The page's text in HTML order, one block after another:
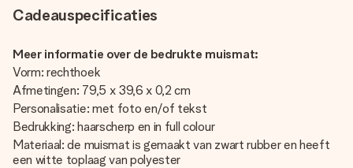
Cadeauspecificaties
Meer informatie over de bedrukte muismat:
Vorm: rechthoek
Afmetingen: 79,5 x 39,6 x 0,2 cm
Personalisatie: met foto en/of tekst
Bedrukking: haarscherp en in full colour
Materiaal: de muismat is gemaakt van zwart rubber en heeft
een witte toplaag van polyester